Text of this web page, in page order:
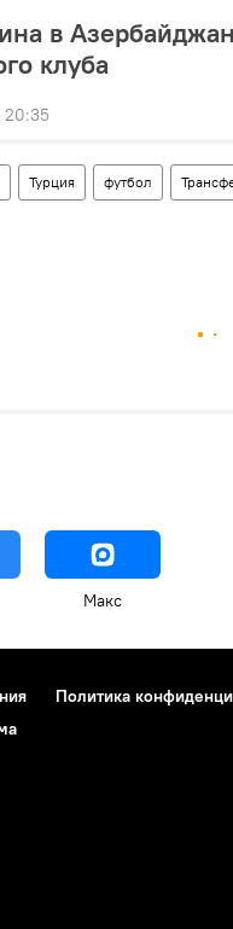
в
клуба
20:35
Турция футбол
Макс
Политика